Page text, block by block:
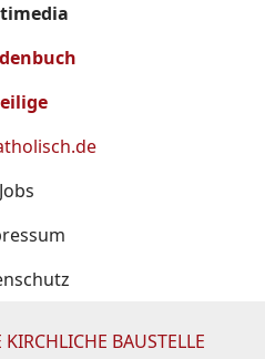
Jobs
BAUSTELLE